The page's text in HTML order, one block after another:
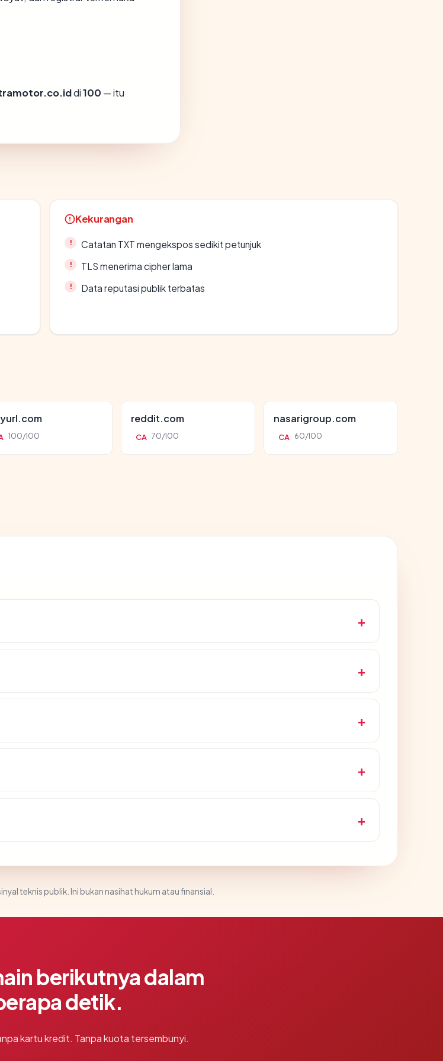
di100 — itu
Kekurangan
Catatan TXT mengekspos sedikit petunjuk
TLS menerima cipher lama
Data reputasi publik terbatas
100/100
reddit.com
CA 70/100
nasarigroup.com
CA 60/100
teknis publik. Ini bukan nasihat hukum atau finansial.
berikutnya dalam
detik.
kartu kredit. Tanpa kuota tersembunyi.